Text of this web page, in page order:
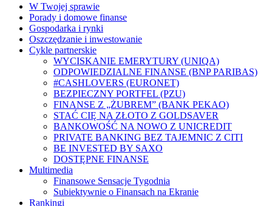
W Twojej sprawie
Porady i domowe finanse
Gospodarka i rynki
Oszczędzanie i inwestowanie
Cykle partnerskie
WYCISKANIE EMERYTURY (UNIQA)
ODPOWIEDZIALNE FINANSE (BNP PARIBAS)
#CASHLOVERS (EURONET)
BEZPIECZNY PORTFEL (PZU)
FINANSE Z „ŻUBREM” (BANK PEKAO)
STAĆ CIĘ NA ZŁOTO Z GOLDSAVER
BANKOWOŚĆ NA NOWO Z UNICREDIT
PRIVATE BANKING BEZ TAJEMNIC Z CITI
BE INVESTED BY SAXO
DOSTĘPNE FINANSE
Multimedia
Finansowe Sensacje Tygodnia
Subiektywnie o Finansach na Ekranie
Rankingi